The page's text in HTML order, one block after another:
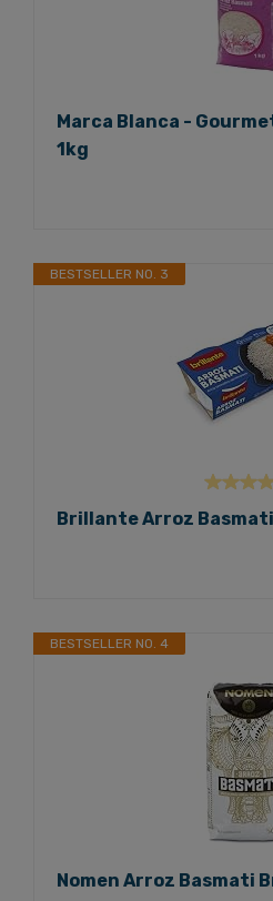
Marca Blanca -
1kg
BESTSELLER NO. 3
Brillante Arroz
BESTSELLER NO. 4
Nomen Arroz Basmati